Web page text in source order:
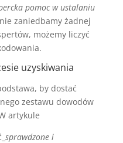
pomoc w ustalaniu
zaniedbamy żadnej
możemy liczyć
uzyskiwania
by dostać
zestawu dowodów
artykule
sprawdzone i